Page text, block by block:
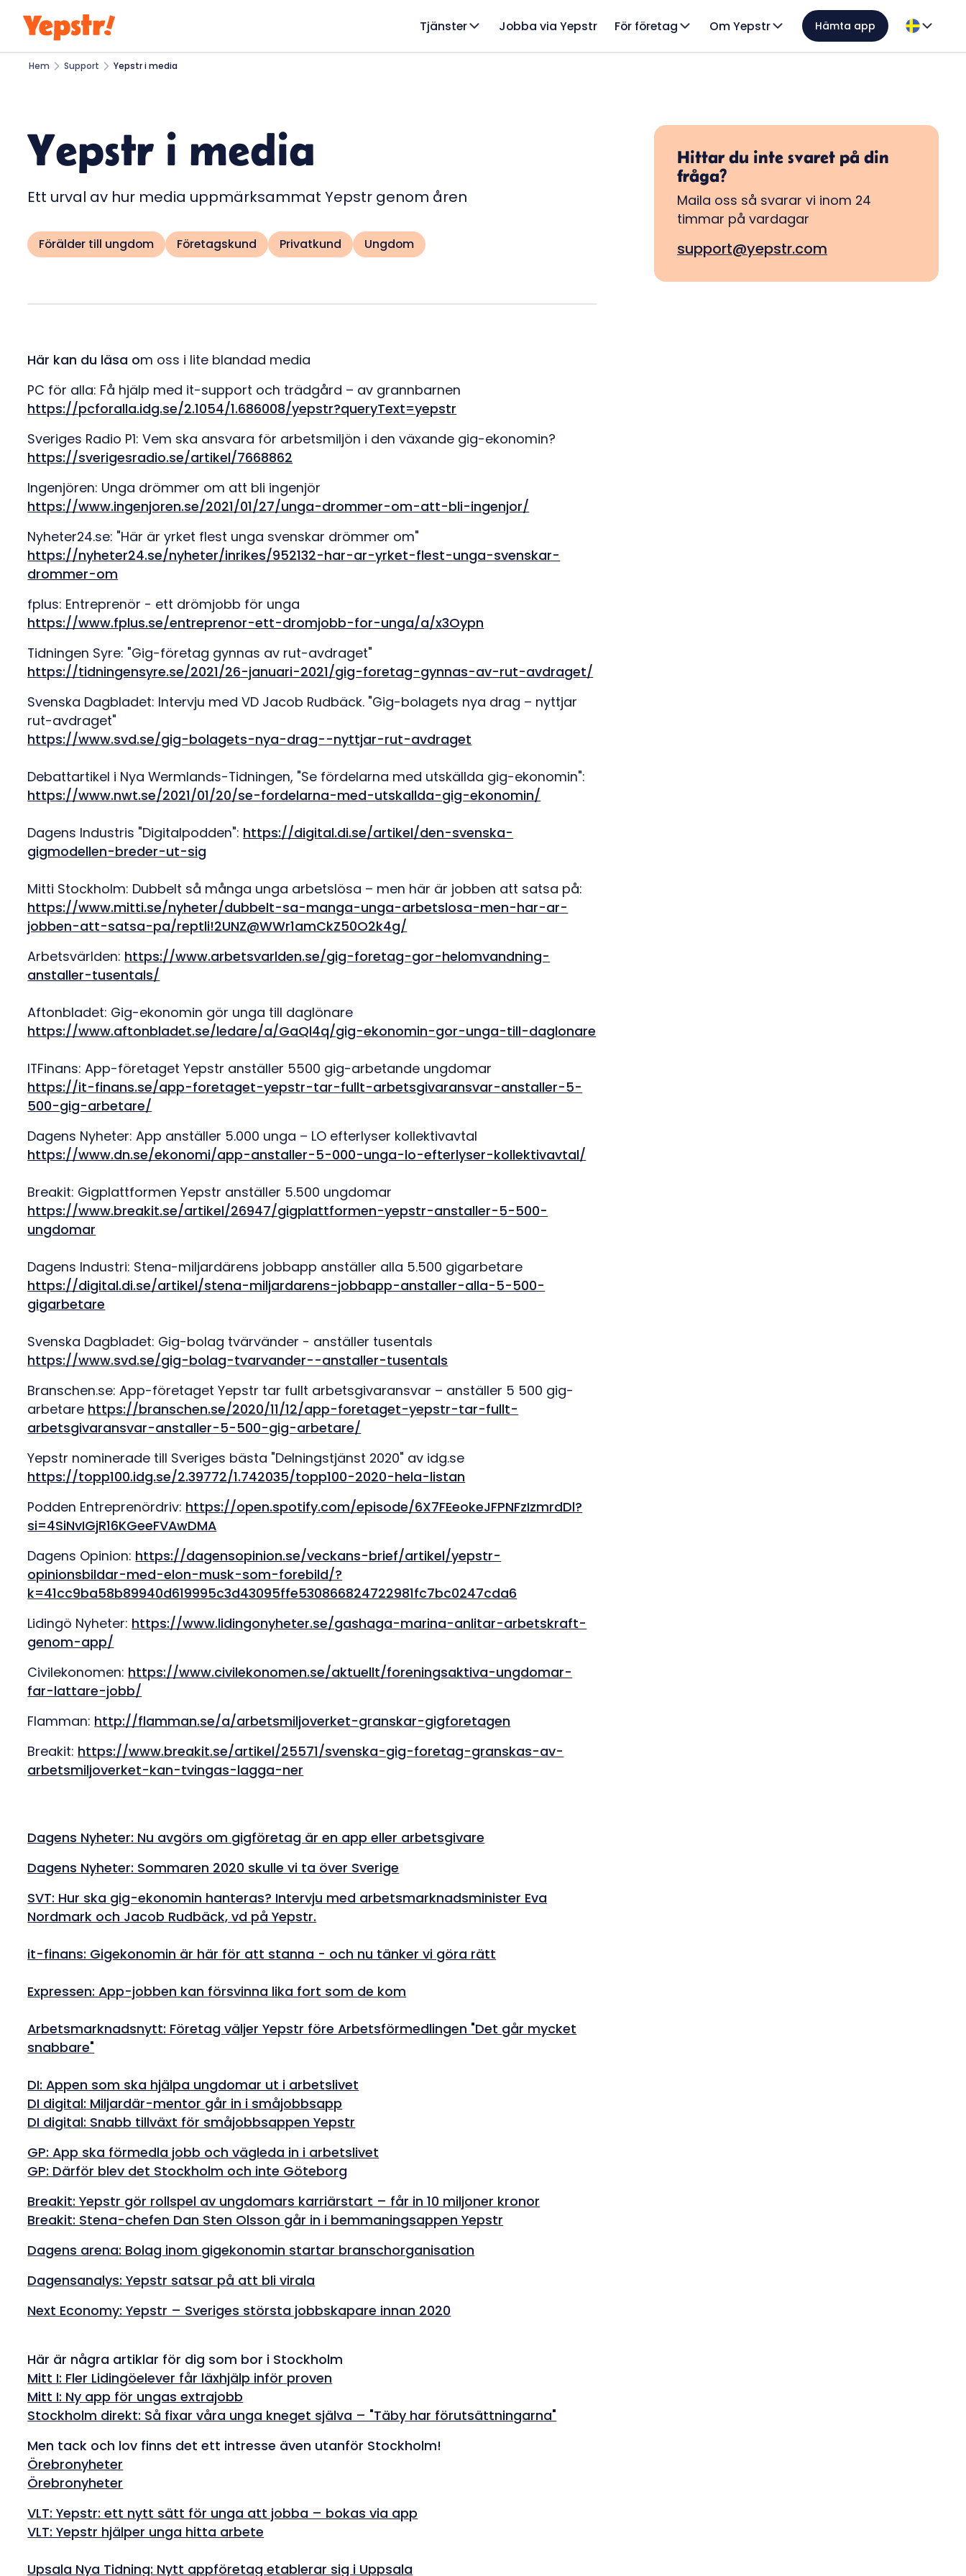
Tjänster Jobba via Yepstr För företag Om Yepstr Hämta app
Hem Support Yepstr i media
Yepstr i media
Ett urval av hur media uppmärksammat Yepstr genom åren
Förälder till ungdom Företagskund Privatkund Ungdom
Här kan du läsa om oss i lite blandad media
PC för alla: Få hjälp med it-support och trädgård – av grannbarnen
https://pcforalla.idg.se/2.1054/1.686008/yepstr?queryText=yepstr
Sveriges Radio P1: Vem ska ansvara för arbetsmiljön i den växande gig-ekonomin?
https://sverigesradio.se/artikel/7668862
Ingenjören: Unga drömmer om att bli ingenjör
https://www.ingenjoren.se/2021/01/27/unga-drommer-om-att-bli-ingenjor/
Nyheter24.se: "Här är yrket flest unga svenskar drömmer om"
https://nyheter24.se/nyheter/inrikes/952132-har-ar-yrket-flest-unga-svenskar-
drommer-om
fplus: Entreprenör - ett drömjobb för unga
https://www.fplus.se/entreprenor-ett-dromjobb-for-unga/a/x3Oypn
Tidningen Syre: "Gig-företag gynnas av rut-avdraget"
https://tidningensyre.se/2021/26-januari-2021/gig-foretag-gynnas-av-rut-avdraget/
Svenska Dagbladet: Intervju med VD Jacob Rudbäck. "Gig-bolagets nya drag – nyttjar
rut-avdraget"
https://www.svd.se/gig-bolagets-nya-drag--nyttjar-rut-avdraget
Debattartikel i Nya Wermlands-Tidningen, "Se fördelarna med utskällda gig-ekonomin":
https://www.nwt.se/2021/01/20/se-fordelarna-med-utskallda-gig-ekonomin/
Dagens Industris "Digitalpodden": https://digital.di.se/artikel/den-svenska-
gigmodellen-breder-ut-sig
Mitti Stockholm: Dubbelt så många unga arbetslösa – men här är jobben att satsa på:
https://www.mitti.se/nyheter/dubbelt-sa-manga-unga-arbetslosa-men-har-ar-
jobben-att-satsa-pa/reptli!2UNZ@WWr1amCkZ50O2k4g/
Arbetsvärlden: https://www.arbetsvarlden.se/gig-foretag-gor-helomvandning-
anstaller-tusentals/
Aftonbladet: Gig-ekonomin gör unga till daglönare
https://www.aftonbladet.se/ledare/a/GaQl4q/gig-ekonomin-gor-unga-till-daglonare
ITFinans: App-företaget Yepstr anställer 5500 gig-arbetande ungdomar
https://it-finans.se/app-foretaget-yepstr-tar-fullt-arbetsgivaransvar-anstaller-5-
500-gig-arbetare/
Dagens Nyheter: App anställer 5.000 unga – LO efterlyser kollektivavtal
https://www.dn.se/ekonomi/app-anstaller-5-000-unga-lo-efterlyser-kollektivavtal/
Breakit: Gigplattformen Yepstr anställer 5.500 ungdomar
https://www.breakit.se/artikel/26947/gigplattformen-yepstr-anstaller-5-500-
ungdomar
Dagens Industri: Stena-miljardärens jobbapp anställer alla 5.500 gigarbetare
https://digital.di.se/artikel/stena-miljardarens-jobbapp-anstaller-alla-5-500-
gigarbetare
Svenska Dagbladet: Gig-bolag tvärvänder - anställer tusentals
https://www.svd.se/gig-bolag-tvarvander--anstaller-tusentals
Branschen.se: App-företaget Yepstr tar fullt arbetsgivaransvar – anställer 5 500 gig-
arbetare https://branschen.se/2020/11/12/app-foretaget-yepstr-tar-fullt-
arbetsgivaransvar-anstaller-5-500-gig-arbetare/
Yepstr nominerade till Sveriges bästa "Delningstjänst 2020" av idg.se
https://topp100.idg.se/2.39772/1.742035/topp100-2020-hela-listan
Podden Entreprenördriv: https://open.spotify.com/episode/6X7FEeokeJFPNFzIzmrdDl?
si=4SiNvIGjR16KGeeFVAwDMA
Dagens Opinion: https://dagensopinion.se/veckans-brief/artikel/yepstr-
opinionsbildar-med-elon-musk-som-forebild/?
k=41cc9ba58b89940d619995c3d43095ffe530866824722981fc7bc0247cda6
Lidingö Nyheter: https://www.lidingonyheter.se/gashaga-marina-anlitar-arbetskraft-
genom-app/
Civilekonomen: https://www.civilekonomen.se/aktuellt/foreningsaktiva-ungdomar-
far-lattare-jobb/
Flamman: http://flamman.se/a/arbetsmiljoverket-granskar-gigforetagen
Breakit: https://www.breakit.se/artikel/25571/svenska-gig-foretag-granskas-av-
arbetsmiljoverket-kan-tvingas-lagga-ner
Dagens Nyheter: Nu avgörs om gigföretag är en app eller arbetsgivare
Dagens Nyheter: Sommaren 2020 skulle vi ta över Sverige
SVT: Hur ska gig-ekonomin hanteras? Intervju med arbetsmarknadsminister Eva
Nordmark och Jacob Rudbäck, vd på Yepstr.
it-finans: Gigekonomin är här för att stanna - och nu tänker vi göra rätt
Expressen: App-jobben kan försvinna lika fort som de kom
Arbetsmarknadsnytt: Företag väljer Yepstr före Arbetsförmedlingen "Det går mycket
snabbare"
DI: Appen som ska hjälpa ungdomar ut i arbetslivet
DI digital: Miljardär-mentor går in i småjobbsapp
DI digital: Snabb tillväxt för småjobbsappen Yepstr
GP: App ska förmedla jobb och vägleda in i arbetslivet
GP: Därför blev det Stockholm och inte Göteborg
Breakit: Yepstr gör rollspel av ungdomars karriärstart – får in 10 miljoner kronor
Breakit: Stena-chefen Dan Sten Olsson går in i bemmaningsappen Yepstr
Dagens arena: Bolag inom gigekonomin startar branschorganisation
Dagensanalys: Yepstr satsar på att bli virala
Next Economy: Yepstr – Sveriges största jobbskapare innan 2020
Här är några artiklar för dig som bor i Stockholm
Mitt I: Fler Lidingöelever får läxhjälp inför proven
Mitt I: Ny app för ungas extrajobb
Stockholm direkt: Så fixar våra unga kneget själva – "Täby har förutsättningarna"
Men tack och lov finns det ett intresse även utanför Stockholm!
Örebronyheter
Örebronyheter
VLT: Yepstr: ett nytt sätt för unga att jobba – bokas via app
VLT: Yepstr hjälper unga hitta arbete
Upsala Nya Tidning: Nytt appföretag etablerar sig i Uppsala
Hittar du inte svaret på din
fråga?
Maila oss så svarar vi inom 24
timmar på vardagar
support@yepstr.com